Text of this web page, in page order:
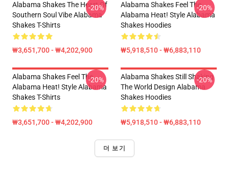
Alabama Shakes The Heart Of
Southern Soul Vibe Alabama
Shakes T-Shirts
₩3,651,700 - ₩4,202,900
-20%
Alabama Shakes Feel The
Alabama Heat! Style Alabama
Shakes Hoodies
₩5,918,510 - ₩6,883,110
-20%
Alabama Shakes Feel The
Alabama Heat! Style Alabama
Shakes T-Shirts
₩3,651,700 - ₩4,202,900
-20%
Alabama Shakes Still Shaking
The World Design Alabama
Shakes Hoodies
₩5,918,510 - ₩6,883,110
-20%
더 보기